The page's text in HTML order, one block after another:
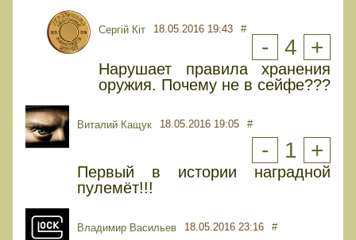
Сергій Кіт 18.05.2016 19:43 #
- 4 +
Нарушает правила хранения
оружия. Почему не в сейфе???
Виталий Кащук 18.05.2016 19:05 #
- 1 +
Первый в истории наградной
пулемёт!!!
Владимир Васильев 18.05.2016 23:16 #